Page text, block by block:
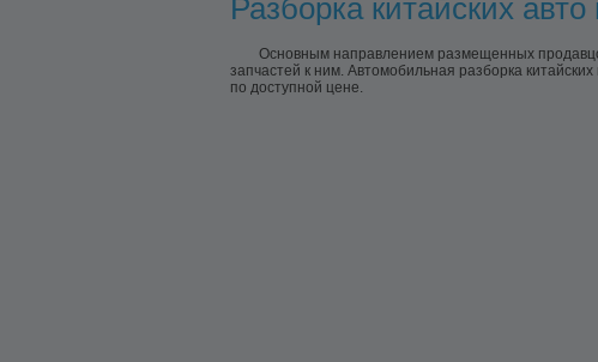
Разборка китайских авто
Основным направлением размещенных
запчастей к ним. Автомобильная разборка
по доступной цене.